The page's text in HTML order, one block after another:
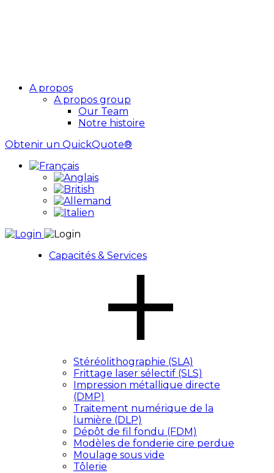
A propos
A propos group
Our Team
Notre histoire
Obtenir un QuickQuote®
Capacités & Services
Stéréolithographie (SLA)
Frittage laser sélectif (SLS)
Impression métallique directe
(DMP)
Traitement numérique de la
lumière (DLP)
Dépôt de fil fondu (FDM)
Modèles de fonderie cire perdue
Moulage sous vide
Tôlerie